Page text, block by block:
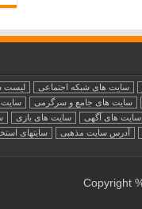
سایت های شبکه اجتماعی لیست
سایت های جامع و سرگرمی سایت
سایت های آگهی سایت های بازی
آدرس سایت مذهبی سایتهای